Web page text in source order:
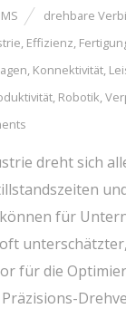
drehbare
, Effizienz,
, Konnektivität,
, Robotik,
dreht sich
für
für die